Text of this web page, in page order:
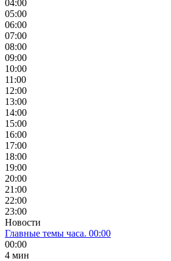
04:00
05:00
06:00
07:00
08:00
09:00
10:00
11:00
12:00
13:00
14:00
15:00
16:00
17:00
18:00
19:00
20:00
21:00
22:00
23:00
Новости
Главные темы часа. 00:00
00:00
4 мин